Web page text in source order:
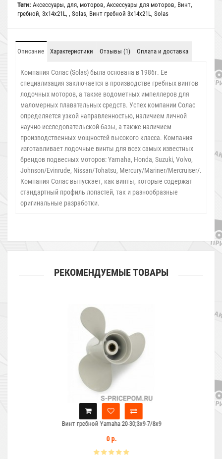
Теги: Аксессуары, для, моторов, Аксессуары для моторов, Винт,
гребной, 3x14x21L , , Solas, Винт гребной 3x14x21L , Solas
Описание Характеристики Отзывы (1) Оплата и доставка
Компания Солас (Solas) была основана в 1986г. Ее
специализация заключается в производстве гребных винтов
лодочных моторов, а также водометных импеллеров для
маломерных плавательных средств. Успех компании Солас
определяется узкой направленностью, наличием личной
научно-исследовательской базы, а также наличием
производственных мощностей высокого класса. Компания
изготавливает лодочные винты для всех самых известных
брендов подвесных моторов: Yamaha, Honda, Suzuki, Volvo,
Johnson/Evinrude, Nissan/Tohatsu, Mercury/Mariner/Mercruiser/.
Компания Солас выпускает, как винты, которые содержат
стандартный профиль лопастей, так и разнообразные
оригинальные разработки.
РЕКОМЕНДУЕМЫЕ ТОВАРЫ
Винт гребной Yamaha 20-30;3x9-7/8x9
0 р.